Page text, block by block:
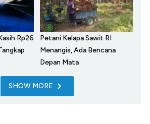
Rp26
Petani Kelapa Sawit RI
Menangis, Ada Bencana
Depan Mata
SHOW MORE